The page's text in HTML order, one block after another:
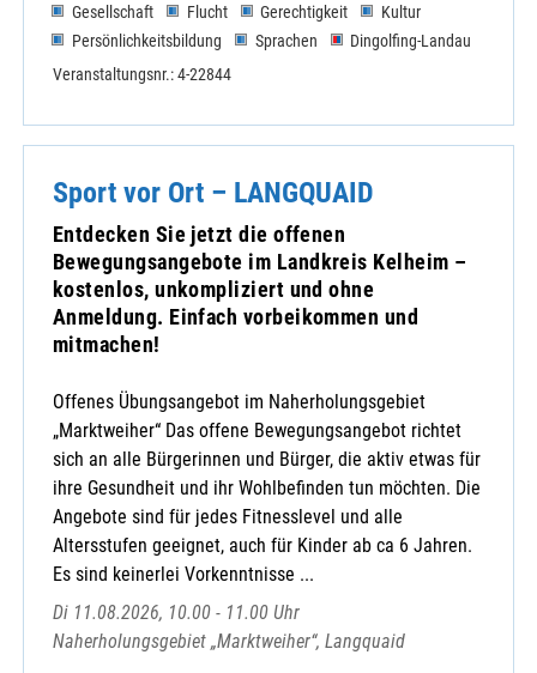
Gesellschaft Flucht Gerechtigkeit
Kultur
Persönlichkeitsbildung
Sprachen
Dingolfing-Landau
Veranstaltungsnr.: 4-22844
Sport vor Ort – LANGQUAID
Entdecken Sie jetzt die offenen
Bewegungsangebote im Landkreis Kelheim –
kostenlos, unkompliziert und ohne
Anmeldung. Einfach vorbeikommen und
mitmachen!
Offenes Übungsangebot im Naherholungsgebiet
„Marktweiher“ Das offene Bewegungsangebot richtet
sich an alle Bürgerinnen und Bürger, die aktiv etwas für
ihre Gesundheit und ihr Wohlbefinden tun möchten. Die
Angebote sind für jedes Fitnesslevel und alle
Altersstufen geeignet, auch für Kinder ab ca 6 Jahren.
Es sind keinerlei Vorkenntnisse ...
Di 11.08.2026, 10.00 - 11.00 Uhr
Naherholungsgebiet „Marktweiher“, Langquaid